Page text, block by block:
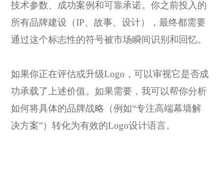
技术参数、成功案例和可靠承诺。你之前投入的
所有品牌建设（IP、故事、设计），最终都需要
通过这个标志性的符号被市场瞬间识别和回忆。
如果你正在评估或升级Logo，可以审视它是否成
功承载了上述价值。如果需要，我可以帮你分析
如何将具体的品牌战略（例如“专注高端幕墙解
决方案”）转化为有效的Logo设计语言。